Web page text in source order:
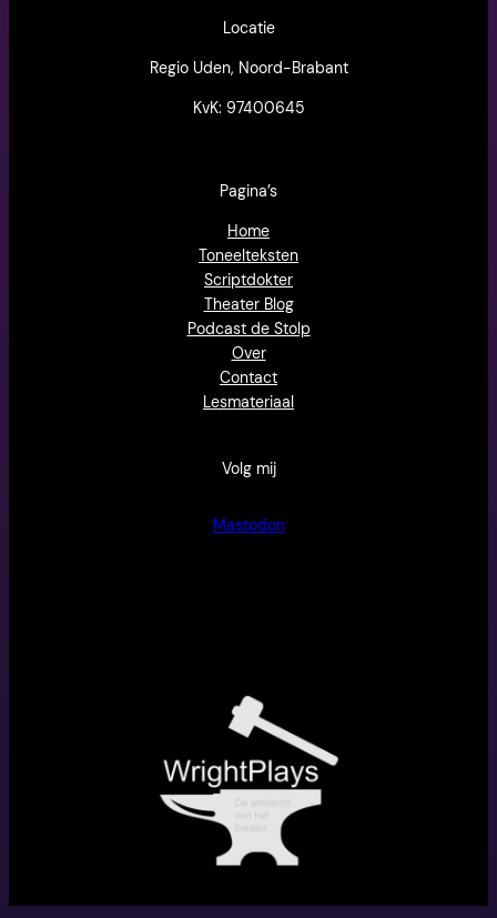
Locatie
Regio Uden, Noord-Brabant
KvK: 97400645
Pagina’s
Home
Toneelteksten
Scriptdokter
Theater Blog
Podcast de Stolp
Over
Contact
Lesmateriaal
Volg mij
Mastodon